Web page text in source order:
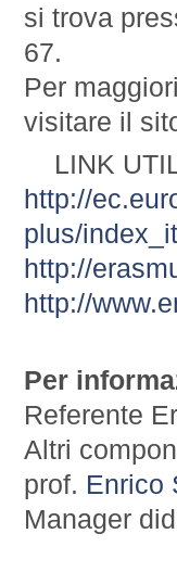
si trova
67.
Per
visitare il
LINK
http://
plus/
http://
http://
Per
Referente
Altri
prof. Enrico
Manager